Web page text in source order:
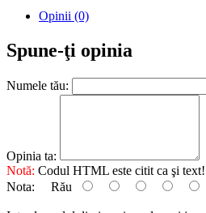
Opinii (0)
Spune-ţi opinia
Numele tău:
Opinia ta:
Notă: Codul HTML este citit ca şi text!
Nota: Rău